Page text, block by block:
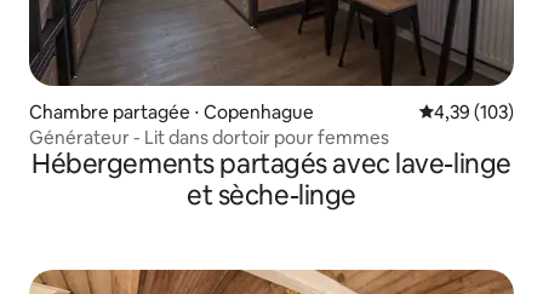
Chambre partagée ⋅ Copenhague Évaluation
4,39 (103)
Générateur - Lit dans dortoir pour femmes
Hébergements partagés avec lave-linge
et sèche-linge